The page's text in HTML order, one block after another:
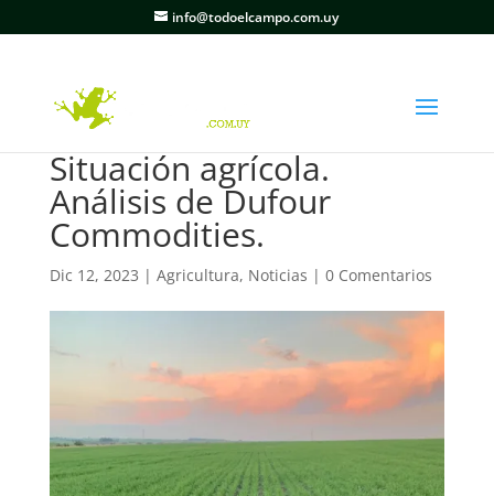
info@todoelcampo.com.uy
Situación agrícola.
Análisis de Dufour
Commodities.
Dic 12, 2023 | Agricultura, Noticias | 0 Comentarios